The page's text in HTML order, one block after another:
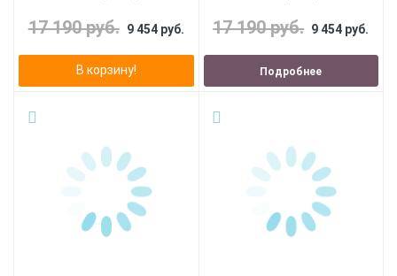
17 190 руб. 9 454 руб.
В корзину!
17 190 руб. 9 454 руб.
Подробнее